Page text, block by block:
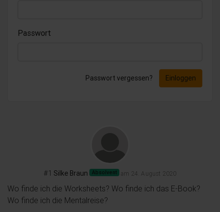
Passwort
Passwort vergessen? Einloggen
#1 Silke Braun Absolvent am 24. August 2020
Wo finde ich die Worksheets? Wo finde ich das E-Book?
Wo finde ich die Mentalreise?